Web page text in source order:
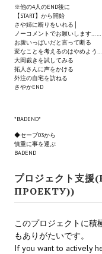
Aliens versus
Age of Pirates:
Корсары 3 Сундук
Sea Dogs - City of
НОВОСТИ ПОРТАЛА
Новости Архив
МОДЫ ДЛЯ ИГР
Патчи
※他の4人のEND後に
【START】から開始
さや姉に断りをいれる│
ノーコメントでお願いします……
お腹いっぱいだと言って断る
変なことを考えるのはやめよう
大岡裁きを試してみる
拓人さんに声をかける
外注の自宅を訪ねる
さやかEND
*BADEND*
◆セーブ03から
慎重に事を運ぶ
BADEND
プロジェクト支
ПРОЕКТУ))
このプロジェクトに積
もありがたいです。
If you want to actively